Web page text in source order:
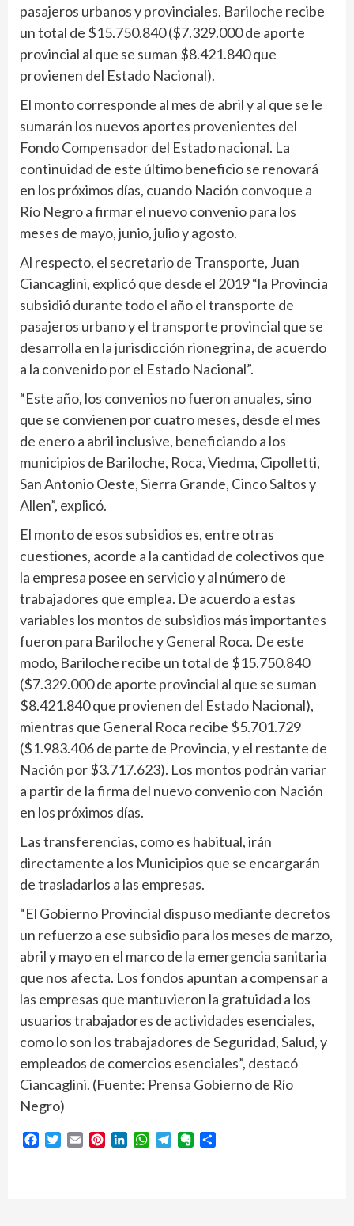
pasajeros urbanos y provinciales. Bariloche recibe
un total de $15.750.840 ($7.329.000 de aporte
provincial al que se suman $8.421.840 que
provienen del Estado Nacional).
El monto corresponde al mes de abril y al que se le
sumarán los nuevos aportes provenientes del
Fondo Compensador del Estado nacional. La
continuidad de este último beneficio se renovará
en los próximos días, cuando Nación convoque a
Río Negro a firmar el nuevo convenio para los
meses de mayo, junio, julio y agosto.
Al respecto, el secretario de Transporte, Juan
Ciancaglini, explicó que desde el 2019 “la Provincia
subsidió durante todo el año el transporte de
pasajeros urbano y el transporte provincial que se
desarrolla en la jurisdicción rionegrina, de acuerdo
a la convenido por el Estado Nacional”.
“Este año, los convenios no fueron anuales, sino
que se convienen por cuatro meses, desde el mes
de enero a abril inclusive, beneficiando a los
municipios de Bariloche, Roca, Viedma, Cipolletti,
San Antonio Oeste, Sierra Grande, Cinco Saltos y
Allen”, explicó.
El monto de esos subsidios es, entre otras
cuestiones, acorde a la cantidad de colectivos que
la empresa posee en servicio y al número de
trabajadores que emplea. De acuerdo a estas
variables los montos de subsidios más importantes
fueron para Bariloche y General Roca. De este
modo, Bariloche recibe un total de $15.750.840
($7.329.000 de aporte provincial al que se suman
$8.421.840 que provienen del Estado Nacional),
mientras que General Roca recibe $5.701.729
($1.983.406 de parte de Provincia, y el restante de
Nación por $3.717.623). Los montos podrán variar
a partir de la firma del nuevo convenio con Nación
en los próximos días.
Las transferencias, como es habitual, irán
directamente a los Municipios que se encargarán
de trasladarlos a las empresas.
“El Gobierno Provincial dispuso mediante decretos
un refuerzo a ese subsidio para los meses de marzo,
abril y mayo en el marco de la emergencia sanitaria
que nos afecta. Los fondos apuntan a compensar a
las empresas que mantuvieron la gratuidad a los
usuarios trabajadores de actividades esenciales,
como lo son los trabajadores de Seguridad, Salud, y
empleados de comercios esenciales”, destacó
Ciancaglini. (Fuente: Prensa Gobierno de Río
Negro)
Facebook
Twitter
Email PinterestLinkedInWhatsApp
TelegramEvernote